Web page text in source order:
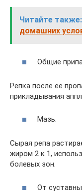
Читайте также:
домашних
Общие
Репка после ее
прикладывания
Мазь.
Сырая репа
жиром 2 к 1,
болевых зон.
От